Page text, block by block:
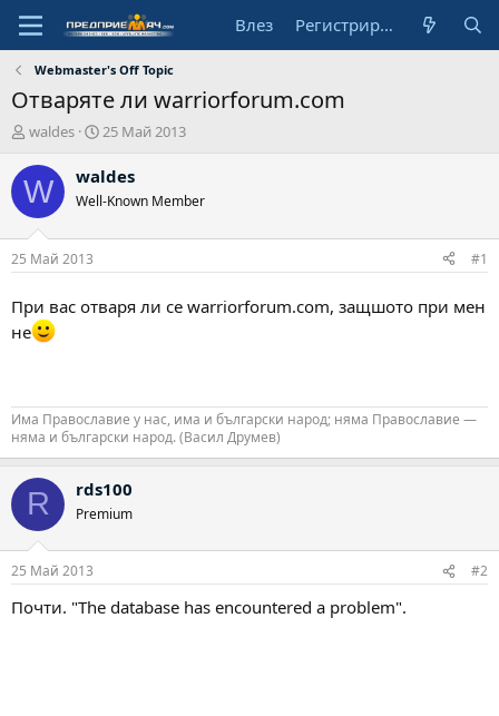
Влез Регистрирай се
Webmaster's Off Topic
Отваряте ли warriorforum.com
А
т
о
waldes
Н
ч
л
д
т
25 Май 2013
W waldes
Well-Known Member
25 Май 2013 #1
При вас отваря ли се warriorforum.com, защшото при мен
не
Има Православие у нас, има и български народ; няма Православие —
няма и български народ. (Васил Друмев)
R rds100
Premium
25 Май 2013 #2
Почти. "The database has encountered a problem".